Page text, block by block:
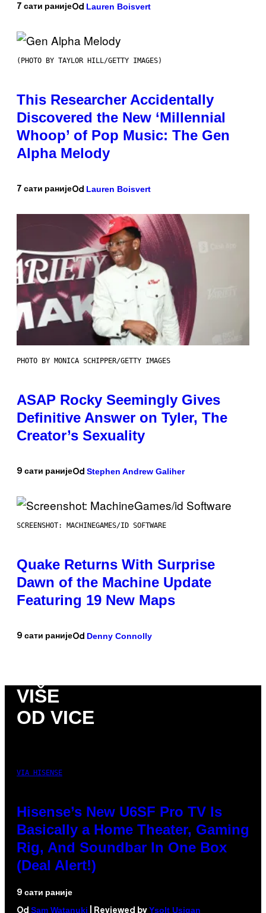
7 сати ранијеOd Lauren Boisvert
(PHOTO BY TAYLOR HILL/GETTY IMAGES)
This Researcher Accidentally
Discovered the New ‘Millennial
Whoop’ of Pop Music: The Gen
Alpha Melody
7 сати ранијеOd Lauren Boisvert
PHOTO BY MONICA SCHIPPER/GETTY IMAGES
ASAP Rocky Seemingly Gives
Definitive Answer on Tyler, The
Creator’s Sexuality
9 сати ранијеOd Stephen Andrew Galiher
SCREENSHOT: MACHINEGAMES/ID SOFTWARE
Quake Returns With Surprise
Dawn of the Machine Update
Featuring 19 New Maps
9 сати ранијеOd Denny Connolly
VIŠE
OD VICE
VIA HISENSE
Hisense’s New U6SF Pro TV Is
Basically a Home Theater, Gaming
Rig, And Soundbar In One Box
(Deal Alert!)
9 сати раније
Od Sam Watanuki | Reviewed by Ysolt Usigan